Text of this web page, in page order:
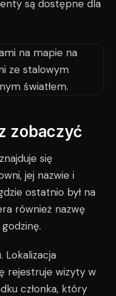
są dostępne dla
zobaczyć
się
jej nazwie i
ostatnio był na
również nazwę
Lokalizacja
rejestruje wizyty w
członka, który